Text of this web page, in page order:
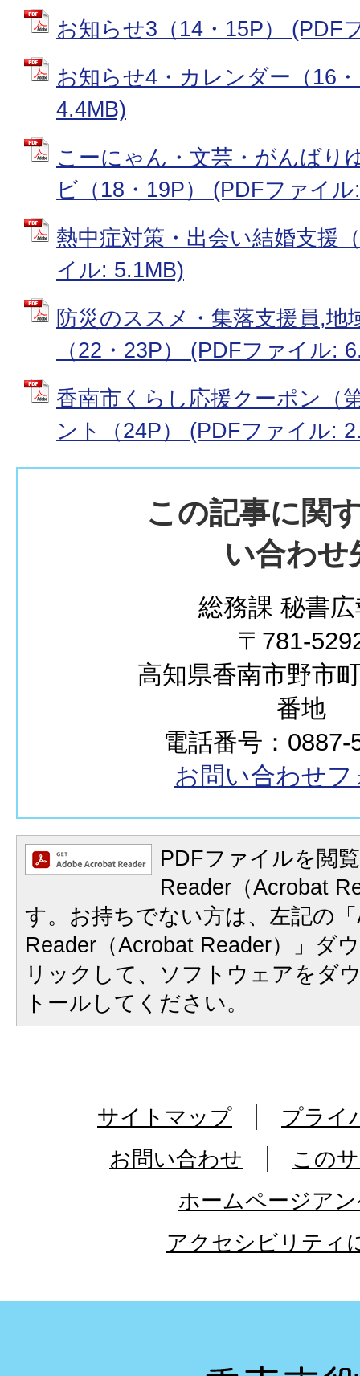
お知らせ3（14・15P） (PDF
お知らせ4・カレンダー（16
4.4MB)
こーにゃん・文芸・がんばり
ビ（18・19P） (PDFファイ
熱中症対策・出会い結婚支援
イル: 5.1MB)
防災のススメ・集落支援員,地
（22・23P） (PDFファイル:
香南市くらし応援クーポン（
ント（24P） (PDFファイル:
この記事に関
い合わせ
総務課 秘書
〒781-
高知県香南市野市
番地
電話番号：0887-
お問い合わせフ
PDFファイルを閲
Reader（Acrobat
す。お持ちでない方は、左記の
Reader（Acrobat Reader）」ダ
リックして、ソフトウェアをダ
トールしてください。
サイトマップ
プライ
お問い合わせ
この
ホームページア
アクセシビリティ